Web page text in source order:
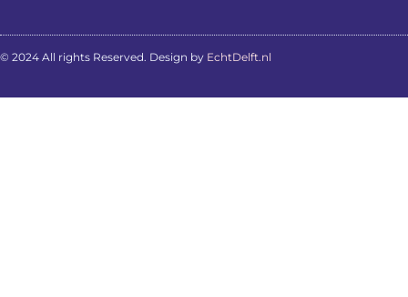
© 2024 All rights Reserved. Design by EchtDelft.nl